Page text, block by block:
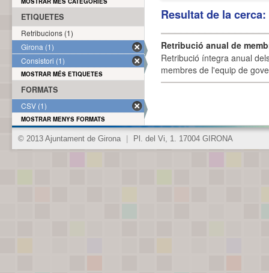
Resultat de la
Retribució anual de
Retribució íntegra anual
membres de l'equip de
ETIQUETES
Retribucions (1)
Girona (1)
Consistori (1)
MOSTRAR MÉS ETIQUETES
FORMATS
CSV (1)
MOSTRAR MENYS FORMATS
© 2013 Ajuntament de Girona Pl. del Vi, 1. 17004 GIRONA